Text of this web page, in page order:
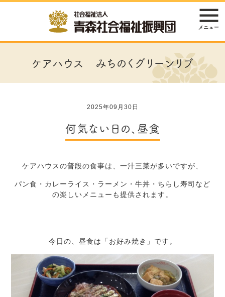
ケアハウス みちのくグリーンリブ
2025年09月30日
何気ない日の、昼食
ケアハウスの普段の食事は、一汁三菜が多いですが、
パン食・カレーライス・ラーメン・牛丼・ちらし寿司など
の楽しいメニューも提供されます。
今日の、昼食は「お好み焼き」です。